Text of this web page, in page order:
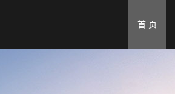
首 页